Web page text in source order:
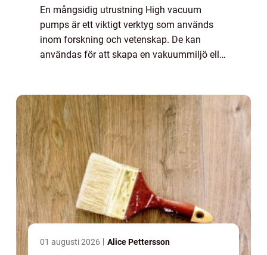
En mångsidig utrustning High vacuum
pumps är ett viktigt verktyg som används
inom forskning och vetenskap. De kan
användas för att skapa en vakuummiljö eller
01 augusti 2026 Alice Pettersson